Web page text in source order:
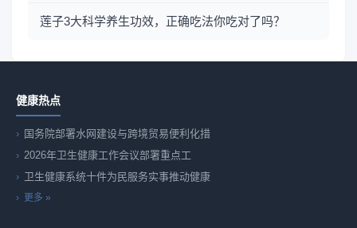
莲子3大科学养生功效，正确吃法你吃对了吗？
健康热点
国务院部署水网建设与跨境贸易便利化措
2026年卫生健康工作会议部署重点工
卫生健康系统十件为民服务实事推动健康
更多 »